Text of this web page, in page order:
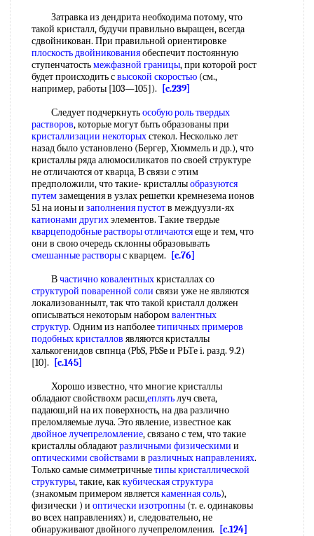
Затравка из дендрита необходима потому, что
такой кристалл, будучи правильно выращен, всегда
сдвойникован. При правильной ориентировке
плоскость двойникованияобеспечит постоянную
ступенчатостьмежфазной границы, при которой рост
будет происходить свысокой скоростью (см.,
например, работы [103—105]).
[c.239]
Следует подчеркнутьособую рольтвердых
растворов, которые могут быть образованы при
кристаллизации некоторыхстекол. Несколько лет
назад было установлено (Бергер, Хюммель и др.), что
кристаллы ряда алюмосиликатов по своей структуре
не отличаются от кварца, В связи с этим
предположили, что такие- кристаллыобразуются
путемзамещения в узлах решетки кремнезема ионов
51 на ионы и заполнения пустотв междуузли-ях
катионами другихэлементов. Такие твердые
кварцеподобныерастворы отличаютсяеще и тем, что
они в свою очередь склонны образовывать
смешанные растворыс кварцем.
[c.76]
Вчастично ковалентныхкристаллах со
структурой поваренной соли связи уже не являются
локализованнылт, так что такой кристалл должен
описываться некоторым наборомвалентных
структур. Одним из напболеетипичных примеров
подобных кристаллов являются кристаллы
халькогенидов свпнца (PbS, PbSe и РЬТе i. разд. 9.2)
[10].
[c.145]
Хорошо известно, что многие кристаллы
обладают свойствохм расш,еплятьлуч света,
падаюш,ий на их поверхность, на два различно
преломляемые луча. Это явление, известное как
двойное лучепреломление, связано с тем, что такие
кристаллы обладаютразличными физическими и
оптическими свойствами в различных направлениях.
Только самые симметричныетипы кристаллической
структуры, такие, каккубическая структура
(знакомым примером являетсякаменная соль),
физически ) и оптически изотропны (т. е. одинаковы
во всех направлениях) и, следовательно, не
обнаруживают двойного лучепреломления.
[c.124]